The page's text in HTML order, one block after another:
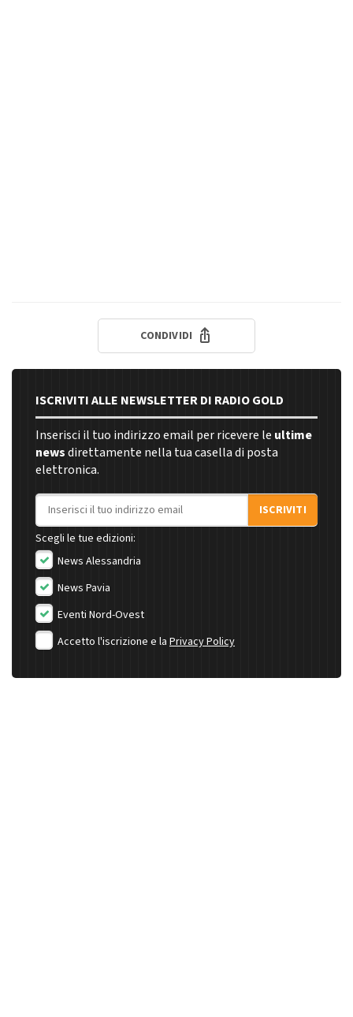
CONDIVIDI
ISCRIVITI ALLE NEWSLETTER DI RADIO GOLD
Inserisci il tuo indirizzo email per ricevere le ultime
newsdirettamente nella tua casella di posta
elettronica.
Indirizzo email
ISCRIVITI
Scegli le tue edizioni:
News Alessandria
News Pavia
Eventi Nord-Ovest
Accetto l'iscrizione e la Privacy Policy